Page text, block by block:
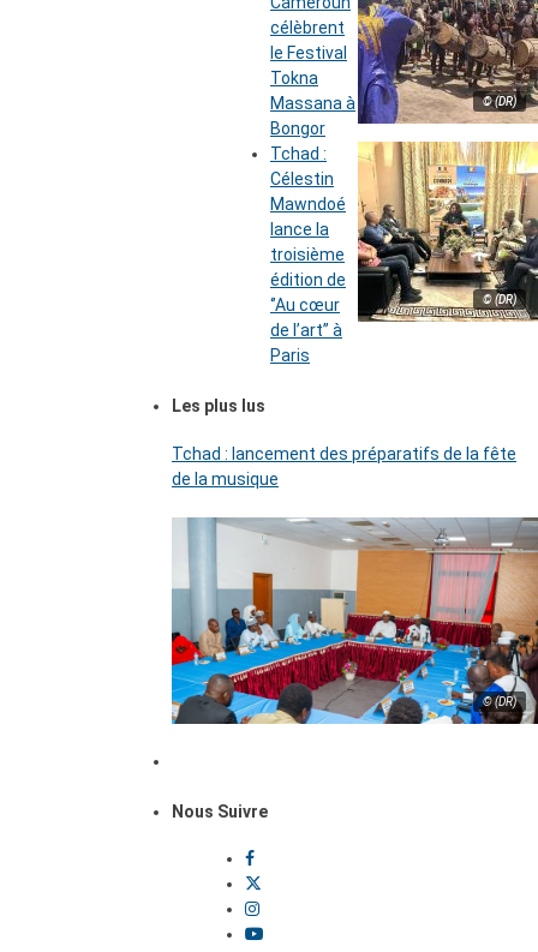
© (DR)
célèbrent
le Festival
Tokna
Massana à
Bongor
© (DR)
Tchad :
Célestin
Mawndoé
lance la
troisième
édition de
‘’Au cœur
de l’art’’ à
Paris
Les plus lus
Tchad : lancement des préparatifs de la fête
de la musique
© (DR)
Nous Suivre